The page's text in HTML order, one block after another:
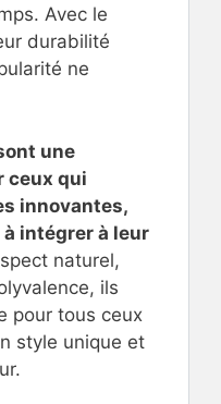
Avec le
durabilité
ne
une
ceux qui
innovantes,
intégrer à leur
naturel,
ils
pour tous ceux
style unique et